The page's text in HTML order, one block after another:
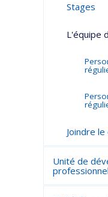
Stages
L'équipe
Joindre
Unité de
professionnel